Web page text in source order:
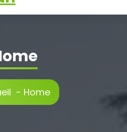
- Home